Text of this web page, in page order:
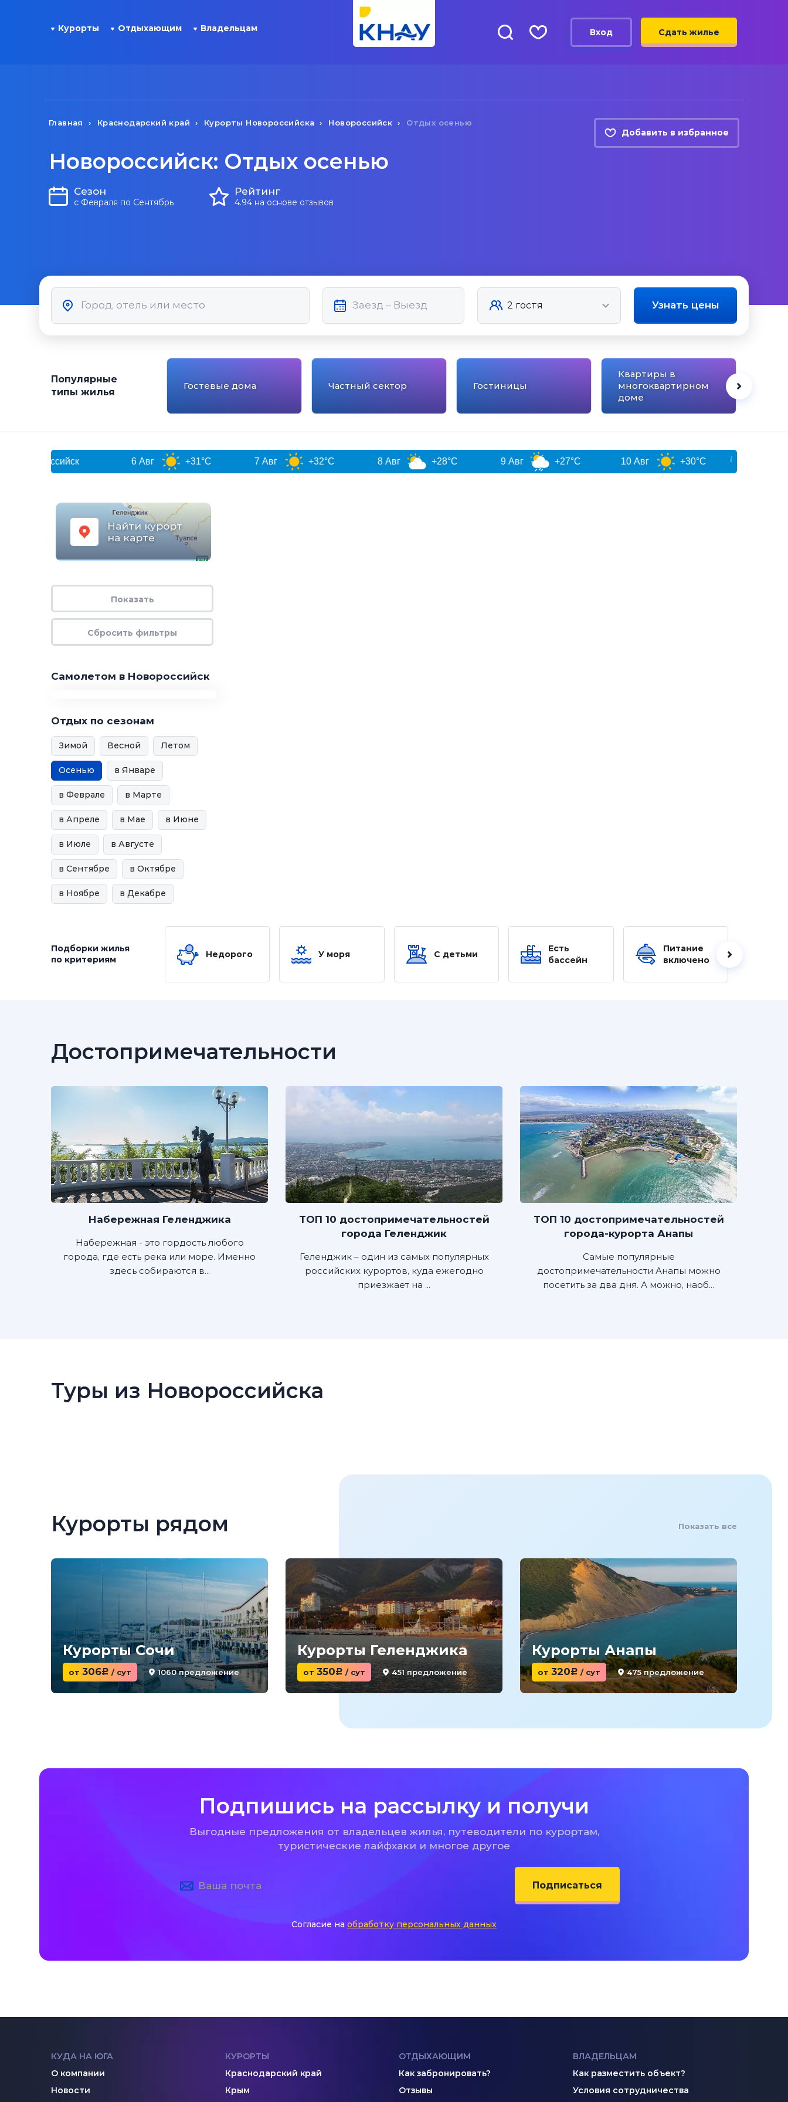
Курорты Отдыхающим Владельцам Вход Сдать жилье
Главная Краснодарский край Курорты Новороссийска Новороссийск Отдых осенью
Добавить в избранное
Новороссийск: Отдых осенью
Сезон
с Февраля по Сентябрь
Рейтинг
4.94 на основе отзывов
Узнать цены
Популярные
типы жилья
Гостевые дома Частный сектор Гостиницы
Квартиры в
многоквартирном
доме
+31°C +32°C +28°C +27°C +30°C 11 Авг
Найти курорт
на карте
Самолетом в Новороссийск
Отдых по сезонам
Зимой Весной Летом
Осенью в Январе
в Феврале в Марте
в Апреле в Мае в Июне
в Июле в Августе
в Сентябре в Октябре
в Ноябре в Декабре
Подборки жилья
по критериям
Недорого У моря С детьми
Есть
бассейн
Питание
включено
Достопримечательности
Набережная Геленджика
Набережная - это гордость любого
города, где есть река или море. Именно
здесь собираются в...
ТОП 10 достопримечательностей
города Геленджик
Геленджик – один из самых популярных
российских курортов, куда ежегодно
приезжает на ...
ТОП 10 достопримечательностей
города-курорта Анапы
Самые популярные
достопримечательности Анапы можно
посетить за два дня. А можно, наоб...
Туры из Новороссийска
Курорты рядом
Курорты Сочи
от 306c / сут 1060 предложение
Курорты Геленджика
от 350c / сут 451 предложение
Курорты Анапы
от 320c / сут 475 предложение
Показать все
Подпишись на рассылку и получи
Выгодные предложения от владельцев жилья, путеводители по курортам,
туристические лайфхаки и многое другое
Подписаться
Согласие на обработку персональных данных
КУДА НА ЮГА
О компании
Новости
КУРОРТЫ
Краснодарский край
Крым
ОТДЫХАЮЩИМ
Как забронировать?
Отзывы
ВЛАДЕЛЬЦАМ
Как разместить объект?
Условия сотрудничества